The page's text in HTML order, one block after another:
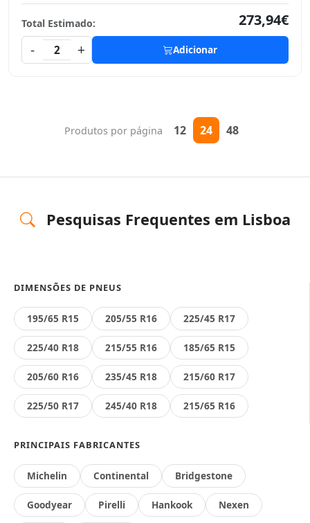
Total Estimado:
273,94€
-
2 + Adicionar
Produtos por página 12 24 48
Pesquisas Frequentes em Lisboa
DIMENSÕES DE PNEUS
195/65 R15 205/55 R16 225/45 R17
225/40 R18 215/55 R16 185/65 R15
205/60 R16 235/45 R18 215/60 R17
225/50 R17 245/40 R18 215/65 R16
PRINCIPAIS FABRICANTES
Michelin Continental Bridgestone
Goodyear Pirelli Hankook Nexen